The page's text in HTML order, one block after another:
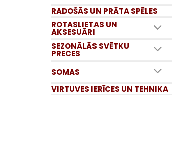
RADOŠĀS UN PRĀTA SPĒLES
ROTASLIETAS UN
AKSESUĀRI
SEZONĀLĀS SVĒTKU
PRECES
SOMAS
VIRTUVES IERĪCES UN TEHNIKA